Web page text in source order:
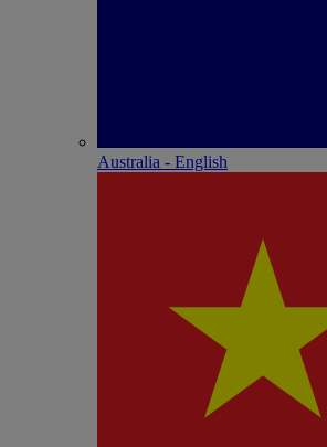
Australia - English